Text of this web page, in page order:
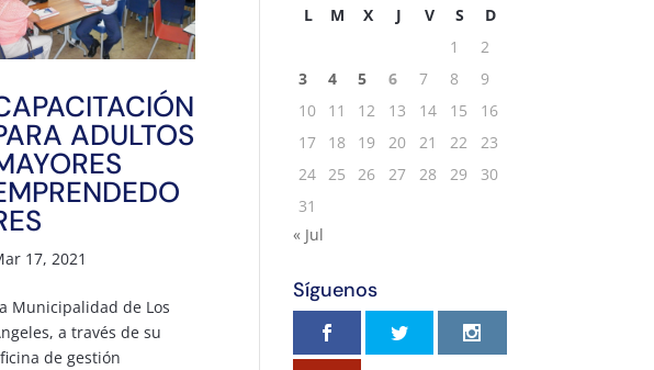
ADULTOS
17, 2021
Municipalidad de Los
a través de su
de gestión
L M X J V S
D
1
2
3
4 5 6 7 8
9
10
11 12 13 14 15
16
17
18 19 20 21 22
23
24 25 26 27 28 29
30
31
« Jul
Síguenos